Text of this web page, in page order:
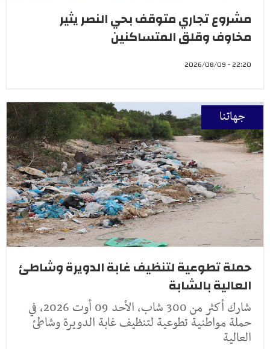
مشروع تجاري متوقف بحي النصر يثير
مخاوف وقلق المتساكنين
22:20 - 2026/08/09
جهاتنا
حملة تطوعية لتنظيف غابة الدويرة وشاطئ
العالية بالشابة
شارك أكثر من 300 شاب، الأحد 09 أوت 2026، في
حملة مواطنية تطوعية لتنظيف غابة الدويرة وشاطئ
العالية